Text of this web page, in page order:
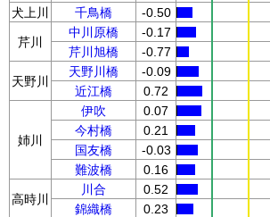
犬上川
千鳥橋 -0.50
芹川
中川原橋
-0.17
芹川旭橋
-0.77
天野川
天野川橋
-0.09
近江橋
0.72
姉川
伊吹
0.07
今村橋
0.21
国友橋
-0.03
難波橋
0.16
高時川
川合
0.52
錦織橋
0.23